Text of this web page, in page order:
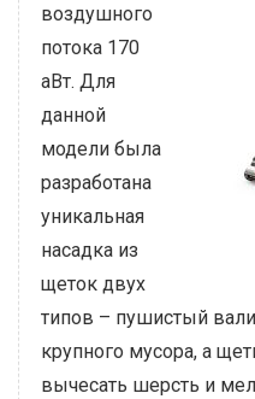
воздушного
потока 170
аВт. Для
данной
модели была
разработана
уникальная
насадка из
щеток двух
типов – пушистый
крупного мусора, а
вычесать шерсть и